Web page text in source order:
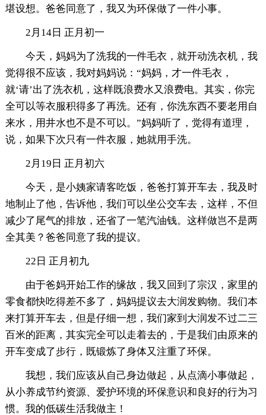
堪设想。爸爸同意了，我又为环保做了一件小事。
2月14日 正月初一
今天，妈妈为了洗我的一件毛衣，就开动洗衣机，我
觉得很不应该，我对妈妈说：“妈妈，才一件毛衣，
就‘请’出了洗衣机，这样既浪费水又浪费电。其实，你完
全可以等衣服积得多了再洗。还有，你洗东西不要老用自
来水，用井水也不是不可以。”妈妈听了，觉得有道理，
说，如果下次只有一件衣服，她就用手洗。
2月19日 正月初六
今天，是小姨家请客吃饭，爸爸打算开车去，我及时
地制止了他，告诉他，我们可以坐公交车去，这样，不但
减少了尾气的排放，还省了一笔汽油钱。这样做岂不是两
全其美？爸爸同意了我的提议。
22日 正月初九
由于爸妈开始工作的缘故，我又回到了宗汉，家里的
零食都快吃得差不多了，妈妈提议去大润发购物。我们本
来打算开车去，但是仔细一想，我们家到大润发不过二三
百米的距离，其实完全可以走着去的，于是我们由原来的
开车变成了步行，既锻炼了身体又注重了环保。
我想，我们应该从自己身边做起，从点滴小事做起，
从小养成节约资源、爱护环境的环保意识和良好的行为习
惯。我的低碳生活我做主！